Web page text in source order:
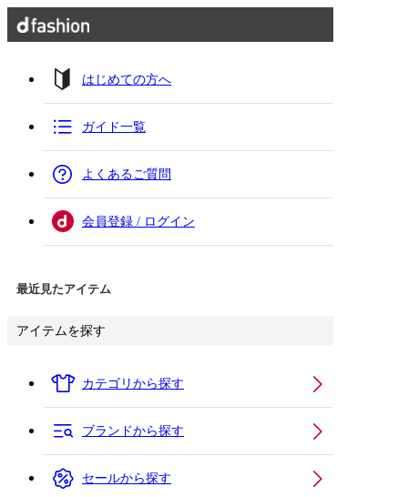
はじめての方へ
ガイド一覧
よくあるご質問
会員登録 / ログイン
最近見たアイテム
アイテムを探す
カテゴリから探す
ブランドから探す
セールから探す